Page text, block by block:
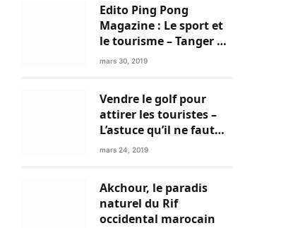
Edito Ping Pong
Magazine : Le sport et
le tourisme – Tanger a
tout pour réussir!
mars 30, 2019
Vendre le golf pour
attirer les touristes –
L’astuce qu’il ne faut
plus négliger
mars 24, 2019
Akchour, le paradis
naturel du Rif
occidental marocain